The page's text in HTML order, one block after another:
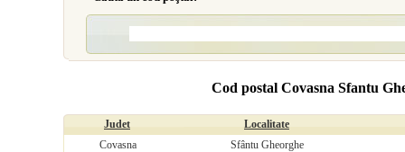
Cod postal Covasna Sfantu
Judet
Localitate
Covasna
Sfântu Gheorghe